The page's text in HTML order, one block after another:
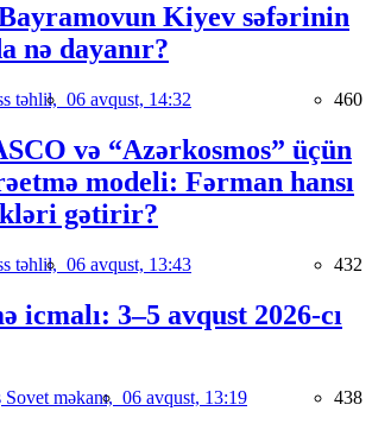
Kiyev səfərinin
nə dayanır?
təhlil, 06 avqust, 14:32 460
və “Azərkosmos” üçün
modeli: Fərman hansı
gətirir?
təhlil, 06 avqust, 13:43 432
icmalı: 3–5 avqust 2026-cı
məkanı, 06 avqust, 13:19 438